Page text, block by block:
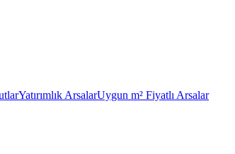
Yatırımlık ArsalarUygun m² Fiyatlı Arsalar